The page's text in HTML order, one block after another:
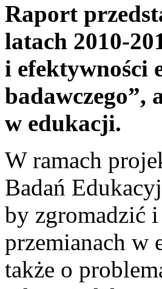
Raport
latach 2010-
i efektywności
badawczego”,
w edukacji.
W ramach
Badań
by zgromadzić
przemianach w
także o